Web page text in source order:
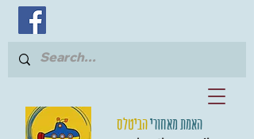
האמת מאחוריהביטלס